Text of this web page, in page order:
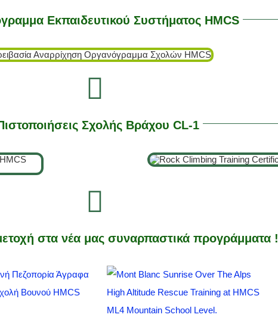
Εκπαιδευτικού Συστήματος HMCS
Σχολής Βράχου CL-1
στα νέα μας συναρπαστικά προγράμματα !